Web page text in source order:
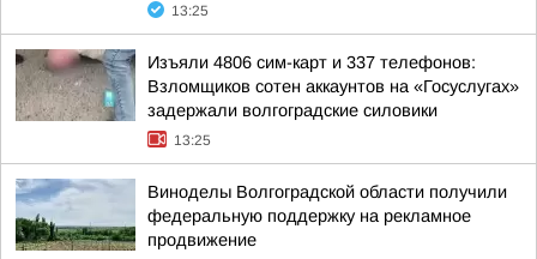
13:25
Изъяли 4806 сим-карт и 337 телефонов:
Взломщиков сотен аккаунтов на «Госуслугах»
задержали волгоградские силовики
13:25
Виноделы Волгоградской области получили
федеральную поддержку на рекламное
продвижение